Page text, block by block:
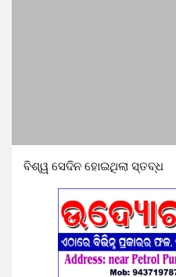
ବିଶ୍ୱ ସେଦିନ ହୋଇଥିଲା ସ୍ତବ୍ଧ